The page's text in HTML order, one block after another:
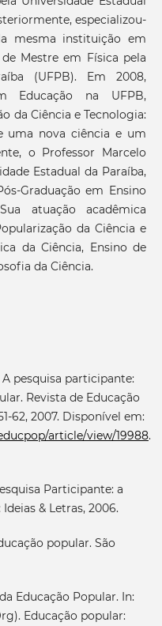
especializou-
mesma instituição em
Mestre em Física pela
(UFPB). Em 2008,
Educação na UFPB,
da Ciência e Tecnologia:
uma nova ciência e um
o Professor Marcelo
Estadual da Paraíba,
Graduação em Ensino
atuação acadêmica
da Ciência e
da Ciência, Ensino de
da Ciência.
A pesquisa participante:
Revista de Educação
62, 2007. Disponível em:
article/view/19988.
Participante: a
& Letras, 2006.
popular. São
Educação Popular. In:
Educação popular: